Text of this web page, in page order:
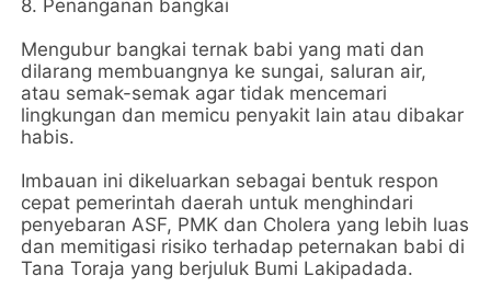
8. Penanganan bangkai
Mengubur bangkai ternak babi yang mati dan
dilarang membuangnya ke sungai, saluran air,
atau semak-semak agar tidak mencemari
lingkungan dan memicu penyakit lain atau dibakar
habis.
Imbauan ini dikeluarkan sebagai bentuk respon
cepat pemerintah daerah untuk menghindari
penyebaran ASF, PMK dan Cholera yang lebih luas
dan memitigasi risiko terhadap peternakan babi di
Tana Toraja yang berjuluk Bumi Lakipadada.